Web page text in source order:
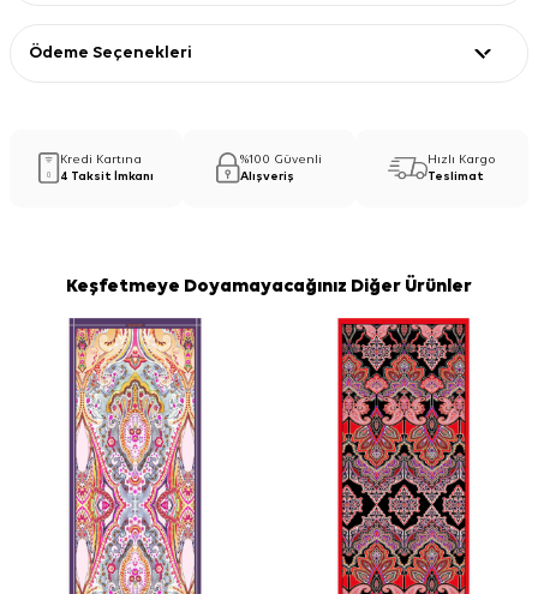
Ödeme Seçenekleri
Kredi Kartına
4 Taksit İmkanı
%100 Güvenli
Alışveriş
Hızlı Kargo
Teslimat
Keşfetmeye Doyamayacağınız Diğer Ürünler